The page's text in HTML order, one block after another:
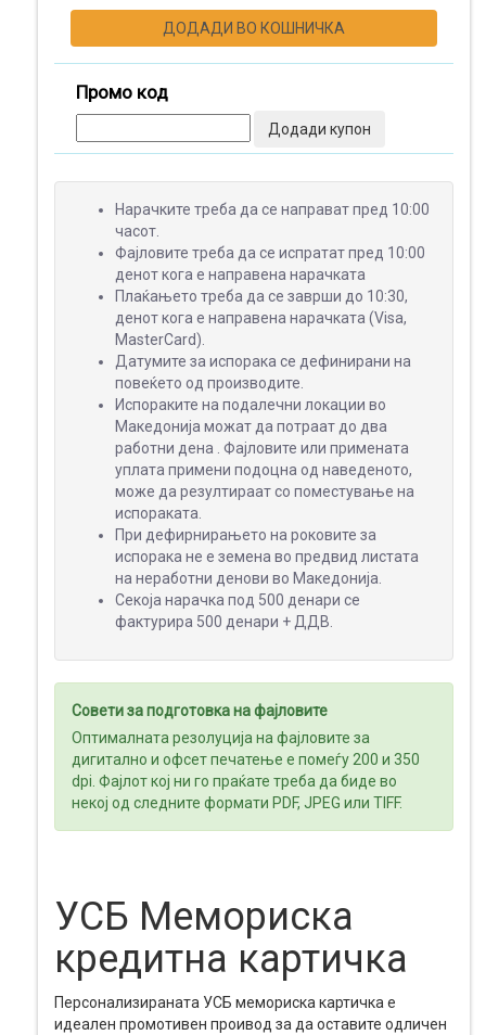
ТЕКСТИЛ
ПОДАРОЦИ
ПРОМОТИВНИ
МАТЕРИЈАЛИ
МЕДИА
ДИСПЛЕИ
ДОДАДИ ВО КОШНИЧКА
Промо код
Додади купон
Нарачките треба да се направат пред 10:00
часот.
Фајловите треба да се испратат пред 10:00
денот кога е направена нарачката
Плаќањето треба да се заврши до 10:30,
денот кога е направена нарачката (Visa,
MasterCard).
Датумите за испорака се дефинирани на
повеќето од производите.
Испораките на подалечни локации во
Македонија можат да потраат до два
работни дена . Фајловите или примената
уплата примени подоцна од наведеното,
може да резултираат со поместување на
испораката.
При дефирнирањето на роковите за
испорака не е земена во предвид листата
на неработни денови во Македонија.
Секоја нарачка под 500 денари се
фактурира 500 денари + ДДВ.
Совети за подготовка на фајловите
Оптималната резолуција на фајловите за
дигитално и офсет печатење е помеѓу 200 и 350
dpi. Фајлот кој ни го праќате треба да биде во
некој од следните формати PDF, JPEG или TIFF.
УСБ Мемориска
кредитна картичка
Персонализираната УСБ мемориска картичка е
идеален промотивен проивод за да оставите одличен